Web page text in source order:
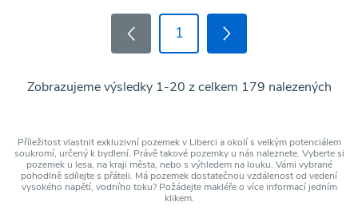
1
Zobrazujeme výsledky 1-20 z celkem 179 nalezených
Příležitost vlastnit exkluzivní pozemek v Liberci a okolí s velkým potenciálem
soukromí, určený k bydlení. Právě takové pozemky u nás naleznete. Vyberte si
pozemek u lesa, na kraji města, nebo s výhledem na louku. Vámi vybrané
pohodlně sdílejte s přáteli. Má pozemek dostatečnou vzdálenost od vedení
vysokého napětí, vodního toku? Požádejte makléře o více informací jedním
klikem.